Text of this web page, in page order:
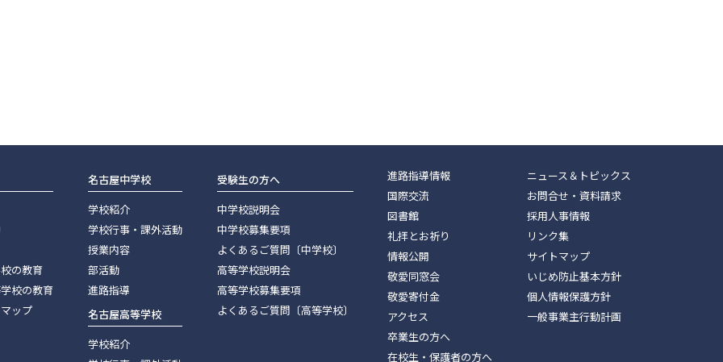
の教育
校の教育
ップ
名古屋中学校
学校紹介
学校行事・課外活動
授業内容
部活動
進路指導
名古屋高等学校
学校紹介
受験生の方へ
中学校説明会
中学校募集要項
よくあるご質問〔中学校〕
高等学校説明会
高等学校募集要項
よくあるご質問〔高等学校〕
進路指導情報
国際交流
図書館
礼拝とお祈り
情報公開
敬愛同窓会
敬愛寄付金
アクセス
卒業生の方へ
在校生・保護者の方へ
ニュース＆トピックス
お問合せ・資料請求
採用人事情報
リンク集
サイトマップ
いじめ防止基本方針
個人情報保護方針
一般事業主行動計画